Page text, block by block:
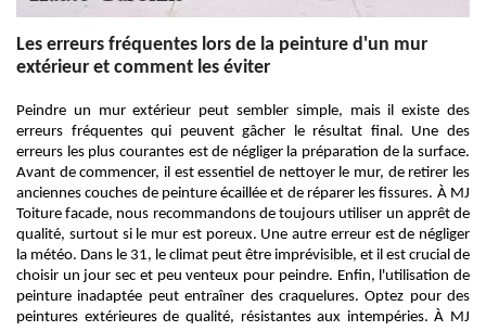
Les erreurs fréquentes lors de la peinture d'un mur
extérieur et comment les éviter
Peindre un mur extérieur peut sembler simple, mais il existe des
erreurs fréquentes qui peuvent gâcher le résultat final. Une des
erreurs les plus courantes est de négliger la préparation de la surface.
Avant de commencer, il est essentiel de nettoyer le mur, de retirer les
anciennes couches de peinture écaillée et de réparer les fissures. À MJ
Toiture facade, nous recommandons de toujours utiliser un apprêt de
qualité, surtout si le mur est poreux. Une autre erreur est de négliger
la météo. Dans le 31, le climat peut être imprévisible, et il est crucial de
choisir un jour sec et peu venteux pour peindre. Enfin, l'utilisation de
peinture inadaptée peut entraîner des craquelures. Optez pour des
peintures extérieures de qualité, résistantes aux intempéries. À MJ